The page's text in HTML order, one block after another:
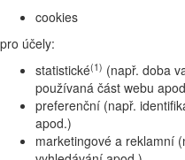
cookies
pro účely:
statistické(1) (např. doba
používaná část webu
preferenční (např.
apod.)
marketingové a reklamní